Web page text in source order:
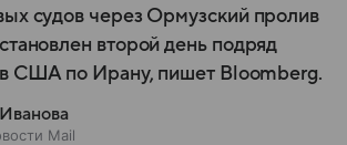
судов через Ормузский пролив
второй день подряд
США по Ирану, пишет Bloomberg.
Mail